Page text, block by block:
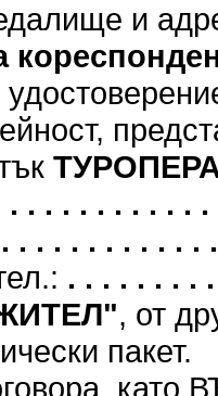
и
. . . . . . . . . . .
. . . . . . . . . . .
. . . . . . . .
, от
пакет.